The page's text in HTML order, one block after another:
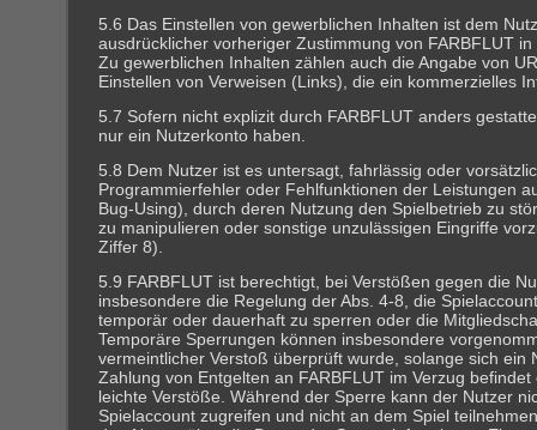
5.6 Das Einstellen von gewerblichen Inhalten ist dem
ausdrücklicher vorheriger Zustimmung von FARBFLUT
Zu gewerblichen Inhalten zählen auch die Angabe von
Einstellen von Verweisen (Links), die ein kommerzielles
5.7 Sofern nicht explizit durch FARBFLUT anders
nur ein Nutzerkonto haben.
5.8 Dem Nutzer ist es untersagt, fahrlässig oder
Programmierfehler oder Fehlfunktionen der Leistungen
Bug-Using), durch deren Nutzung den Spielbetrieb zu
zu manipulieren oder sonstige unzulässigen Eingriffe
Ziffer 8).
5.9 FARBFLUT ist berechtigt, bei Verstößen gegen die
insbesondere die Regelung der Abs. 4-8, die
temporär oder dauerhaft zu sperren oder die
Temporäre Sperrungen können insbesondere
vermeintlicher Verstoß überprüft wurde, solange sich ein
Zahlung von Entgelten an FARBFLUT im Verzug
leichte Verstöße. Während der Sperre kann der Nutzer
Spielaccount zugreifen und nicht an dem Spiel